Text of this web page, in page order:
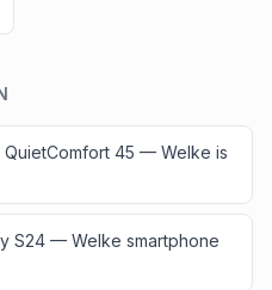
45 — Welke is
S24 — Welke smartphone